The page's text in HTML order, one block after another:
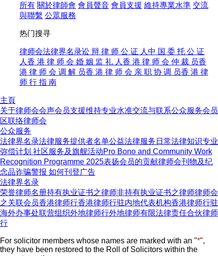
所有 關於律師會 會員聲音 會員支援 維持專業水準 交流
與聯繫 公眾服務
热门搜寻
律师会法律界名录讼 辩 律 师 公 证 人 中 国 委 托 公 证
人 香 港 律 师 会 婚 姻 监 礼 人 香 港 律 师 会 仲 裁 员香
港 律 师 会 调 解 员香 港 律 师 会 亲 职 协 调 员香 港 律
师 行 指 南
主頁
关于律师会会声会员支援维持专业水准交流与联系公众服务会员
区联络律师会
公众服务
法律界名录法律服务提供者名单公益法律服务 日常法律知识专业
弥偿计划 社区服务及旗舰活动Pro Bono and Community Work
Recognition Programme 2025表扬会员的贡献律师会刊物及纪
念品诈骗警报 如何刊登广告
法律界名录
荣誉律师名册持有执业证书之律师非持有执业证书之律师律师会
之关联会员香港律师行香港律师行驻内地代表机构香港律师行驻
海外办事处联营组织外地律师行外地律师有限法律责任合伙律师
行
For solicitor members whose names are marked with an "*",
they have been restored to the Roll of Solicitors within the